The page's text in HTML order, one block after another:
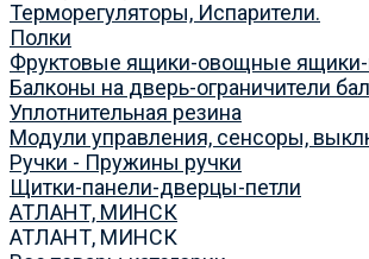
Терморегуляторы, Испарители.
Полки
Фруктовые ящики-овощные
Балконы на дверь-ограничители
Уплотнительная резина
Модули управления, сенсоры,
Ручки - Пружины ручки
Щитки-панели-дверцы-петли
АТЛАНТ, МИНСК
АТЛАНТ, МИНСК